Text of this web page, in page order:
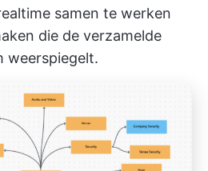
samen te werken
die de verzamelde
weerspiegelt.